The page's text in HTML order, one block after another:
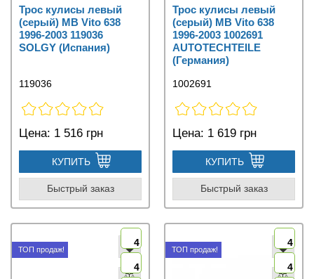
Трос кулисы левый
(серый) MB Vito 638
1996-2003 119036
SOLGY (Испания)
119036
Цена: 1 516 грн
КУПИТЬ
Быстрый заказ
Трос кулисы левый
(серый) MB Vito 638
1996-2003 1002691
AUTOTECHTEILE
(Германия)
1002691
Цена: 1 619 грн
КУПИТЬ
Быстрый заказ
ТОП продаж!
4
4
ТОП продаж!
4
4